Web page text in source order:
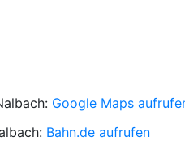
Google Maps
Bahn.de aufrufen